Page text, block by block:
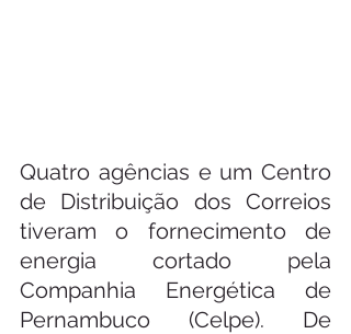
Quatro agências e um Centro
de Distribuição dos Correios
tiveram o fornecimento de
energia cortado pela
Companhia Energética de
Pernambuco (Celpe). De